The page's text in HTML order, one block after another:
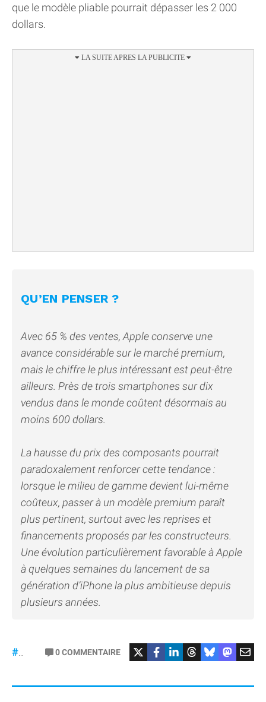
que le modèle pliable pourrait dépasser les 2 000
dollars.
QU’EN PENSER ?
Avec 65 % des ventes, Apple conserve une
avance considérable sur le marché premium,
mais le chiffre le plus intéressant est peut-être
ailleurs. Près de trois smartphones sur dix
vendus dans le monde coûtent désormais au
moins 600 dollars.
La hausse du prix des composants pourrait
paradoxalement renforcer cette tendance :
lorsque le milieu de gamme devient lui-même
coûteux, passer à un modèle premium paraît
plus pertinent, surtout avec les reprises et
financements proposés par les constructeurs.
Une évolution particulièrement favorable à Apple
à quelques semaines du lancement de sa
génération d’iPhone la plus ambitieuse depuis
plusieurs années.
#iPhone
0COMMENTAIRE